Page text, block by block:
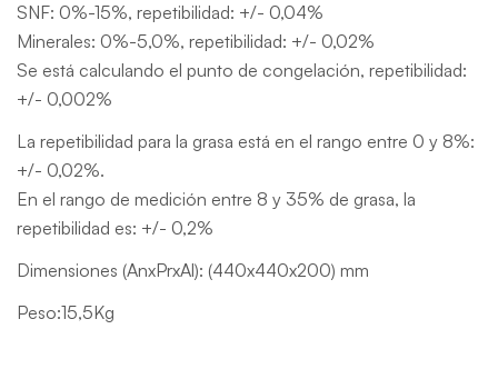
SNF: 0%-15%, repetibilidad: +/- 0,04%
Minerales: 0%-5,0%, repetibilidad: +/- 0,02%
Se está calculando el punto de congelación, repetibilidad:
+/- 0,002%
La repetibilidad para la grasa está en el rango entre 0 y 8%:
+/- 0,02%.
En el rango de medición entre 8 y 35% de grasa, la
repetibilidad es: +/- 0,2%
Dimensiones (AnxPrxAl): (440x440x200) mm
Peso:15,5Kg